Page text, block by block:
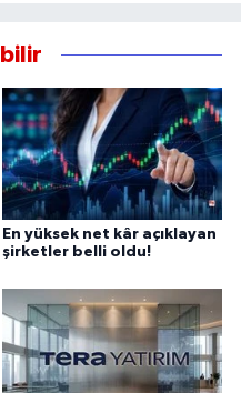
En yüksek net kâr açıklayan
şirketler belli oldu!